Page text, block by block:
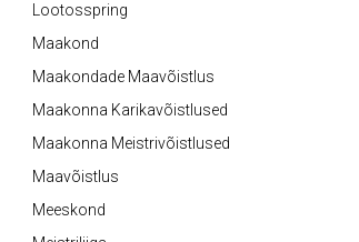
Lootosspring
Maakond
Maakondade Maavõistlus
Maakonna Karikavõistlused
Maakonna Meistrivõistlused
Maavõistlus
Meeskond